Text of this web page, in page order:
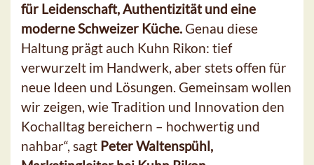
für Leidenschaft, Authentizität und eine
moderne Schweizer Küche.Genau diese
Haltung prägt auch Kuhn Rikon: tief
verwurzelt im Handwerk, aber stets offen für
neue Ideen und Lösungen. Gemeinsam wollen
wir zeigen, wie Tradition und Innovation den
Kochalltag bereichern – hochwertig und
nahbar“, sagt Peter Waltenspühl,